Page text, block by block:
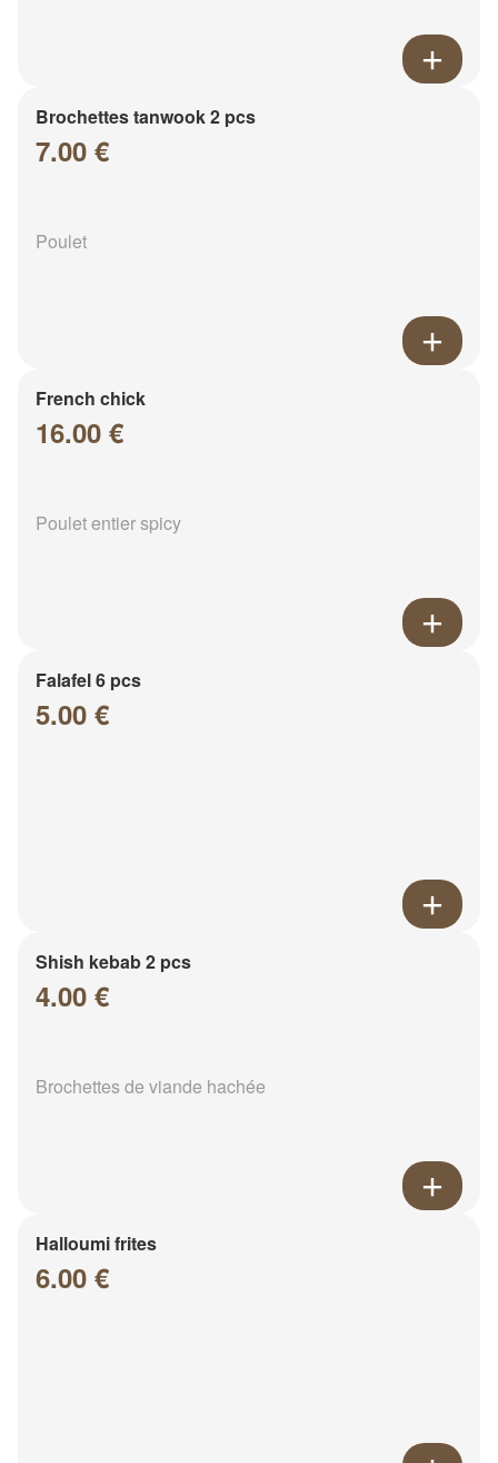
Brochettes tanwook 2 pcs
7.00 €
Poulet
French chick
16.00 €
Poulet entier spicy
Falafel 6 pcs
5.00 €
Shish kebab 2 pcs
4.00 €
Brochettes de viande hachée
Halloumi frites
6.00 €